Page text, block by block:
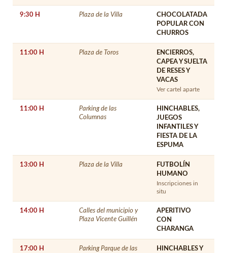
9:30 H Plaza de la Villa
CHOCOLATADA
POPULAR CON
CHURROS
11:00 H Plaza de Toros
ENCIERROS,
CAPEA Y SUELTA
DE RESES Y
VACAS
Ver cartel aparte
11:00 H
Parking de las
Columnas
HINCHABLES,
JUEGOS
INFANTILES Y
FIESTA DE LA
ESPUMA
13:00 H Plaza de la Villa
FUTBOLÍN
HUMANO
Inscripciones in
situ
14:00 H
Calles del municipio y
Plaza Vicente Guillén
APERITIVO
CON
CHARANGA
17:00 H
Parking Parque de las
HINCHABLES Y